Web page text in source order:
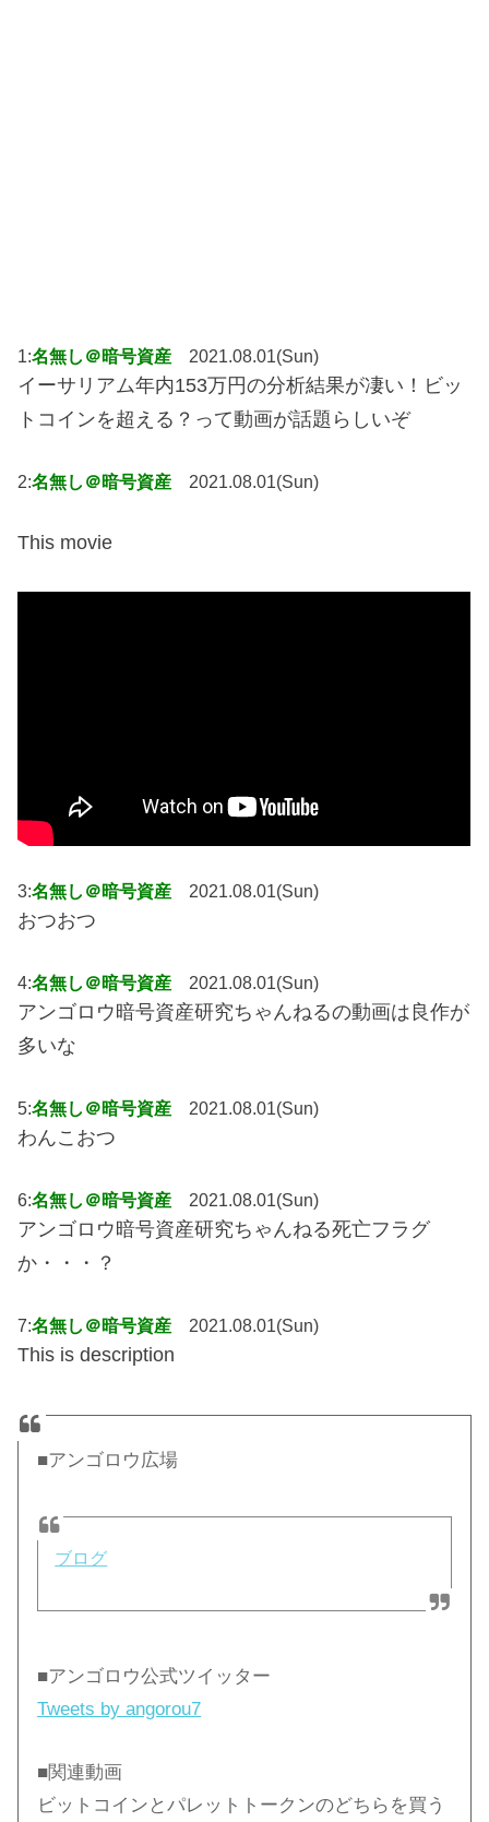
1:名無し＠暗号資産 2021.08.01(Sun)
イーサリアム年内153万円の分析結果が凄い！ビッ
トコインを超える？って動画が話題らしいぞ
2:名無し＠暗号資産 2021.08.01(Sun)
This movie
3:名無し＠暗号資産 2021.08.01(Sun)
おつおつ
4:名無し＠暗号資産 2021.08.01(Sun)
アンゴロウ暗号資産研究ちゃんねるの動画は良作が
多いな
5:名無し＠暗号資産 2021.08.01(Sun)
わんこおつ
6:名無し＠暗号資産 2021.08.01(Sun)
アンゴロウ暗号資産研究ちゃんねる死亡フラグ
か・・・？
7:名無し＠暗号資産 2021.08.01(Sun)
This is description
■アンゴロウ広場
ブログ
■アンゴロウ公式ツイッター
Tweets by angorou7
■関連動画
ビットコインとパレットトークンのどちらを買う